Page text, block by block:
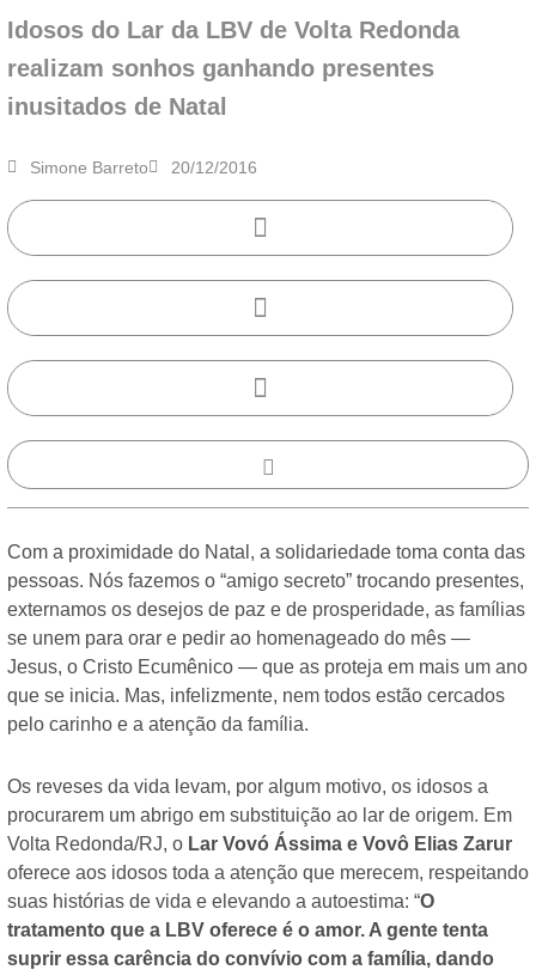
Idosos do Lar da LBV de Volta Redonda
realizam sonhos ganhando presentes
inusitados de Natal
Simone Barreto 20/12/2016
Com a proximidade do Natal, a solidariedade toma conta das
pessoas. Nós fazemos o “amigo secreto” trocando presentes,
externamos os desejos de paz e de prosperidade, as famílias
se unem para orar e pedir ao homenageado do mês —
Jesus, o Cristo Ecumênico — que as proteja em mais um ano
que se inicia. Mas, infelizmente, nem todos estão cercados
pelo carinho e a atenção da família.
Os reveses da vida levam, por algum motivo, os idosos a
procurarem um abrigo em substituição ao lar de origem. Em
Volta Redonda/RJ, o Lar Vovó Ássima e Vovô Elias Zarur
oferece aos idosos toda a atenção que merecem, respeitando
suas histórias de vida e elevando a autoestima: “O
tratamento que a LBV oferece é o amor. A gente tenta
suprir essa carência do convívio com a família, dando